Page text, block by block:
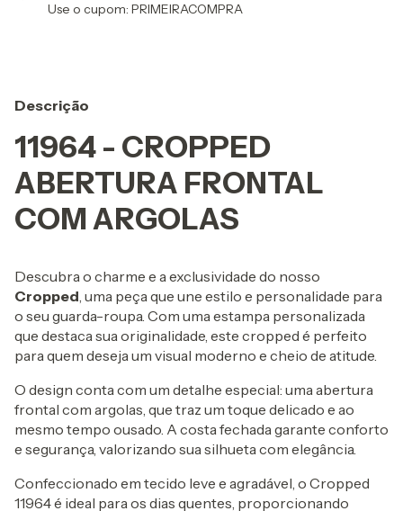
Use o cupom: PRIMEIRACOMPRA
Descrição
11964 - CROPPED
ABERTURA FRONTAL
COM ARGOLAS
Descubra o charme e a exclusividade do nosso
Cropped, uma peça que une estilo e personalidade para
o seu guarda-roupa. Com uma estampa personalizada
que destaca sua originalidade, este cropped é perfeito
para quem deseja um visual moderno e cheio de atitude.
O design conta com um detalhe especial: uma abertura
frontal com argolas, que traz um toque delicado e ao
mesmo tempo ousado. A costa fechada garante conforto
e segurança, valorizando sua silhueta com elegância.
Confeccionado em tecido leve e agradável, o Cropped
11964 é ideal para os dias quentes, proporcionando